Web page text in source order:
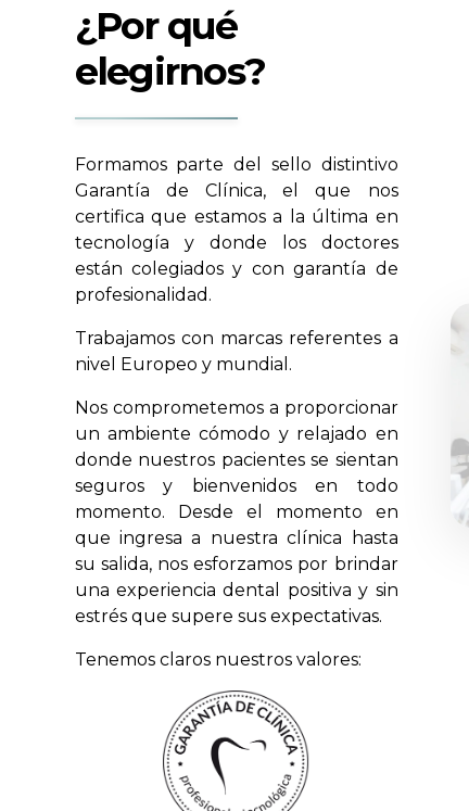
¿Por qué
elegirnos?
Formamos parte del sello distintivo
Garantía de Clínica, el que nos
certifica que estamos a la última en
tecnología y donde los doctores
están colegiados y con garantía de
profesionalidad.
Trabajamos con marcas referentes a
nivel Europeo y mundial.
Nos comprometemos a proporcionar
un ambiente cómodo y relajado en
donde nuestros pacientes se sientan
seguros y bienvenidos en todo
momento. Desde el momento en
que ingresa a nuestra clínica hasta
su salida, nos esforzamos por brindar
una experiencia dental positiva y sin
estrés que supere sus expectativas.
Tenemos claros nuestros valores: